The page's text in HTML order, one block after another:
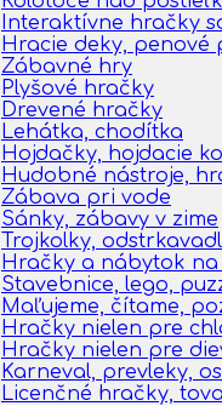
Interaktívne hračky
Hracie deky, penové
Zábavné hry
Plyšové hračky
Drevené hračky
Lehátka, chodítka
Hojdačky, hojdacie
Hudobné nástroje,
Zábava pri vode
Sánky, zábavy v zime
Trojkolky,
Hračky a nábytok
Stavebnice, lego,
Maľujeme, čítame,
Hračky nielen pre
Hračky nielen pre
Karneval, prevleky,
Licenčné hračky,